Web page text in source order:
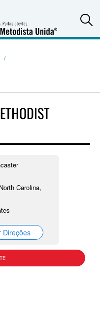
Carolina,
Direções